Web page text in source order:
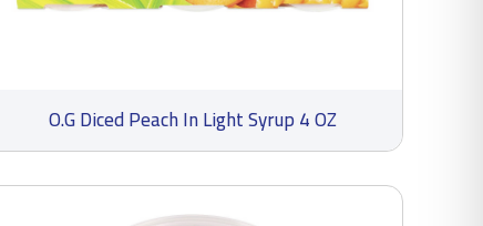
O.G Diced Peach In Light Syrup 4 OZ